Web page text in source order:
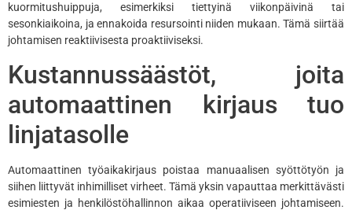
kuormitushuippuja, esimerkiksi tiettyinä viikonpäivinä tai
sesonkiaikoina, ja ennakoida resursointi niiden mukaan. Tämä siirtää
johtamisen reaktiivisesta proaktiiviseksi.
Kustannussäästöt, joita
automaattinen kirjaus tuo
linjatasolle
Automaattinen työaikakirjaus poistaa manuaalisen syöttötyön ja
siihen liittyvät inhimilliset virheet. Tämä yksin vapauttaa merkittävästi
esimiesten ja henkilöstöhallinnon aikaa operatiiviseen johtamiseen.